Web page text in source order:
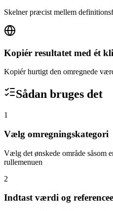
Skelner præcist mellem
Kopiér resultatet med ét
Kopiér hurtigt den omregnede
Sådan bruges det
1
Vælg omregningskategori
Vælg det ønskede område såsom
rullemenuen
2
Indtast værdi og